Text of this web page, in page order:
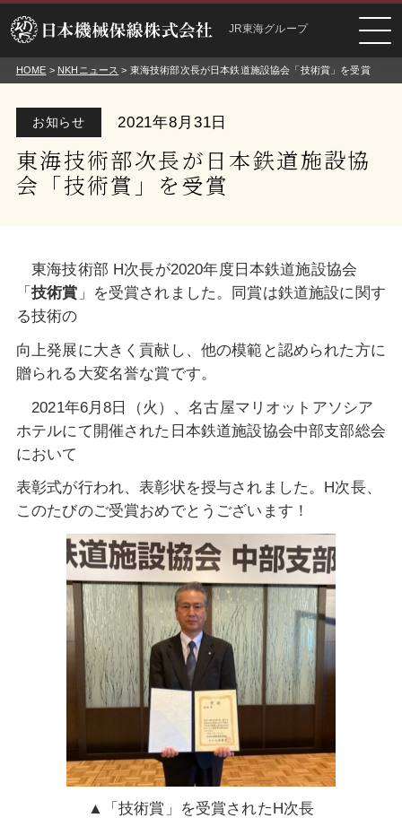
JR東海グループ
HOME > NKHニュース > 東海技術部次長が日本鉄道施設協会「技術賞」を受賞
お知らせ 2021年8月31日
東海技術部次長が日本鉄道施設協
会「技術賞」を受賞
東海技術部 H次長が2020年度日本鉄道施設協会
「技術賞 」を受賞されました。同賞は鉄道施設に関す
る技術の
向上発展に大きく貢献し、他の模範と認められた方に
贈られる大変名誉な賞です。
2021年6月8日（火）、名古屋マリオットアソシア
ホテルにて開催された日本鉄道施設協会中部支部総会
において
表彰式が行われ、表彰状を授与されました。H次長、
このたびのご受賞おめでとうございます！
▲「技術賞」を受賞されたH次長